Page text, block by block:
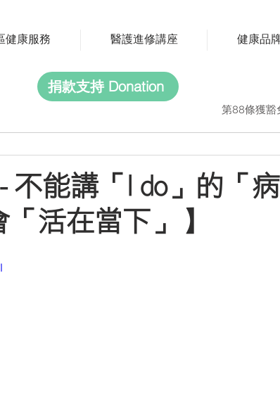
健康服務 醫護進修講座 健康品
捐款支持 Donation
第88條獲豁
- 不能講「I do」的「
活在當下」】